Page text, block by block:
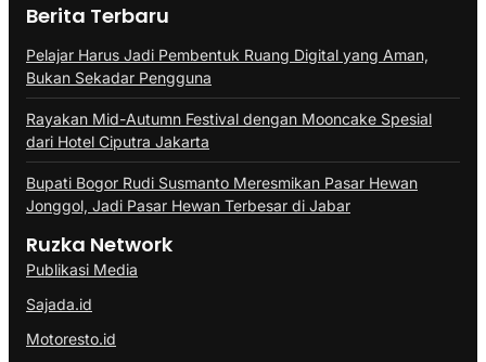
Berita Terbaru
Pelajar Harus Jadi Pembentuk Ruang Digital yang Aman,
Bukan Sekadar Pengguna
Rayakan Mid-Autumn Festival dengan Mooncake Spesial
dari Hotel Ciputra Jakarta
Bupati Bogor Rudi Susmanto Meresmikan Pasar Hewan
Jonggol, Jadi Pasar Hewan Terbesar di Jabar
Ruzka Network
Publikasi Media
Sajada.id
Motoresto.id